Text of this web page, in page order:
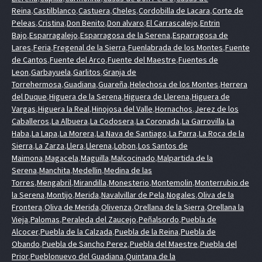
Reina,Castilblanco,Castuera,Cheles,Cordobilla de Lacara,Corte de
Peleas,Cristina,Don Benito,Don alvaro,El Carrascalejo,Entrin
Bajo,Esparragalejo,Esparragosa de la Serena,Esparragosa de
Lares,Feria,Fregenal de la Sierra,Fuenlabrada de los Montes,Fuente
de Cantos,Fuente del Arco,Fuente del Maestre,Fuentes de
Leon,Garbayuela,Garlitos,Granja de
Torrehermosa,Guadiana,Guareña,Helechosa de los Montes,Herrera
del Duque,Higuera de la Serena,Higuera de Llerena,Higuera de
Vargas,Higuera la Real,Hinojosa del Valle,Hornachos,Jerez de los
Caballeros,La Albuera,La Codosera,La Coronada,La Garrovilla,La
Haba,La Lapa,La Morera,La Nava de Santiago,La Parra,La Roca de la
Sierra,La Zarza,Llera,Llerena,Lobon,Los Santos de
Maimona,Magacela,Maguilla,Malcocinado,Malpartida de la
Serena,Manchita,Medellin,Medina de las
Torres,Mengabril,Mirandilla,Monesterio,Montemolin,Monterrubio de
la Serena,Montijo,Merida,Navalvillar de Pela,Nogales,Oliva de la
Frontera,Oliva de Merida,Olivenza,Orellana de la Sierra,Orellana la
Vieja,Palomas,Peraleda del Zaucejo,Peñalsordo,Puebla de
Alcocer,Puebla de la Calzada,Puebla de la Reina,Puebla de
Obando,Puebla de Sancho Perez,Puebla del Maestre,Puebla del
Prior,Pueblonuevo del Guadiana,Quintana de la